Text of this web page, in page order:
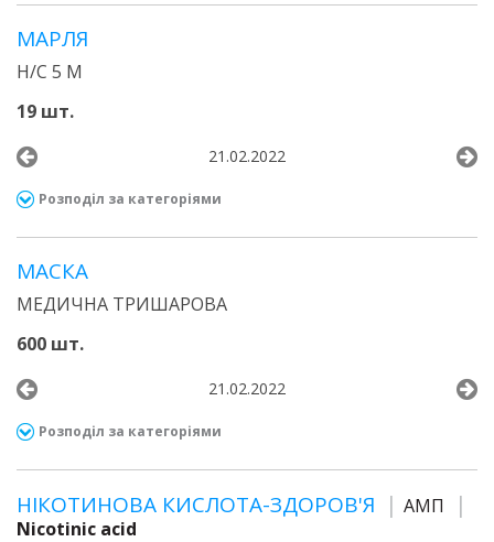
МАРЛЯ
Н/С 5 М
19 шт.
21.02.2022
Розподіл за категоріями
МАСКА
МЕДИЧНА ТРИШАРОВА
600 шт.
21.02.2022
Розподіл за категоріями
НІКОТИНОВА КИСЛОТА-ЗДОРОВ'Я
АМП
Nicotinic acid